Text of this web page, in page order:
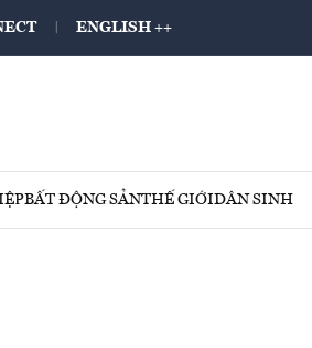
ENGLISH ++
BẤT ĐỘNG SẢNTHẾ GIỚIDÂN SINH